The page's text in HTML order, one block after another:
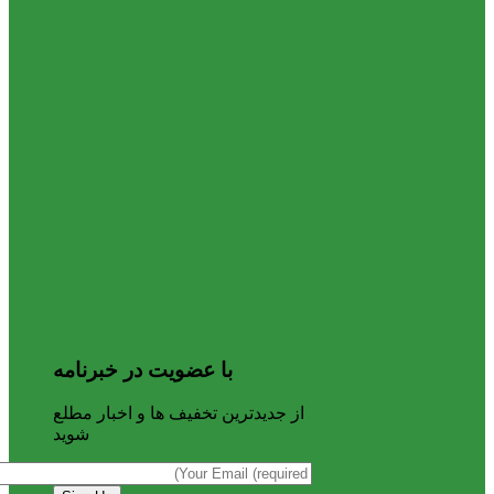
با عضویت در خبرنامه
از جدیدترین تخفیف ها و اخبار مطلع
شوید